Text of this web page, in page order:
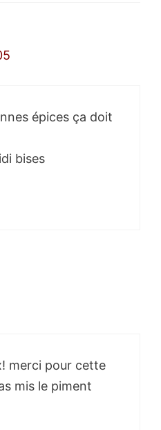
épices ça doit
bises
merci pour cette
mis le piment